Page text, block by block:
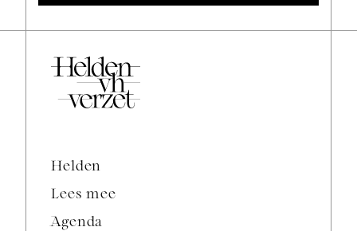
Helden
Lees mee
Agenda